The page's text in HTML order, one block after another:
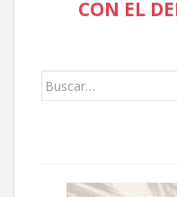
CON EL
Buscar: